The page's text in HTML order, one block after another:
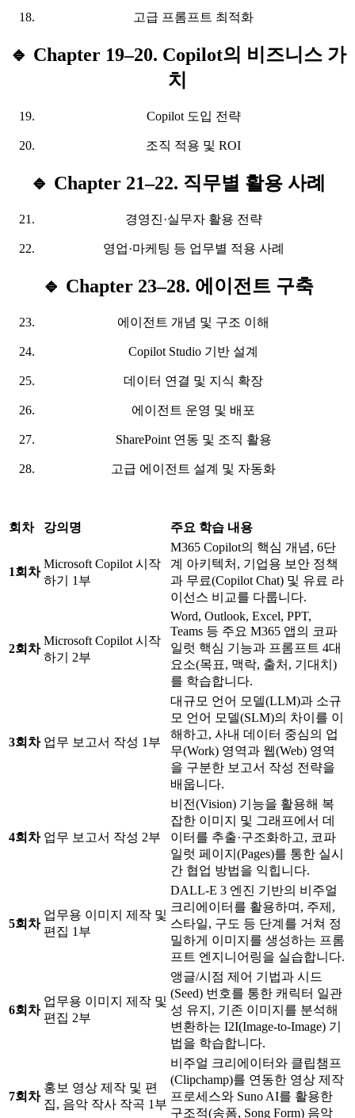
고급 프롬프트 최적화
🔹 Chapter 19–20. Copilot의 비즈니스 가
치
Copilot 도입 전략
조직 적용 및 ROI
🔹 Chapter 21–22. 직무별 활용 사례
경영진·실무자 활용 전략
영업·마케팅 등 업무별 적용 사례
🔹 Chapter 23–28. 에이전트 구축
에이전트 개념 및 구조 이해
Copilot Studio 기반 설계
데이터 연결 및 지식 확장
에이전트 운영 및 배포
SharePoint 연동 및 조직 활용
고급 에이전트 설계 및 자동화
회차 강의명 주요 학습 내용
1회차
Microsoft Copilot 시작
하기 1부
M365 Copilot의 핵심 개념, 6단
계 아키텍처, 기업용 보안 정책
과 무료(Copilot Chat) 및 유료 라
이선스 비교를 다룹니다.
2회차
Microsoft Copilot 시작
하기 2부
Word, Outlook, Excel, PPT,
Teams 등 주요 M365 앱의 코파
일럿 핵심 기능과 프롬프트 4대
요소(목표, 맥락, 출처, 기대치)
를 학습합니다.
3회차 업무 보고서 작성 1부
대규모 언어 모델(LLM)과 소규
모 언어 모델(SLM)의 차이를 이
해하고, 사내 데이터 중심의 업
무(Work) 영역과 웹(Web) 영역
을 구분한 보고서 작성 전략을
배웁니다.
4회차 업무 보고서 작성 2부
비전(Vision) 기능을 활용해 복
잡한 이미지 및 그래프에서 데
이터를 추출·구조화하고, 코파
일럿 페이지(Pages)를 통한 실시
간 협업 방법을 익힙니다.
5회차
업무용 이미지 제작 및
편집 1부
DALL-E 3 엔진 기반의 비주얼
크리에이터를 활용하며, 주제,
스타일, 구도 등 단계를 거쳐 정
밀하게 이미지를 생성하는 프롬
프트 엔지니어링을 실습합니다.
6회차
업무용 이미지 제작 및
편집 2부
앵글/시점 제어 기법과 시드
(Seed) 번호를 통한 캐릭터 일관
성 유지, 기존 이미지를 분석해
변환하는 I2I(Image-to-Image) 기
법을 학습합니다.
7회차
홍보 영상 제작 및 편
집, 음악 작사 작곡 1부
비주얼 크리에이터와 클립챔프
(Clipchamp)를 연동한 영상 제작
프로세스와 Suno AI를 활용한
구조적(송폼, Song Form) 음악